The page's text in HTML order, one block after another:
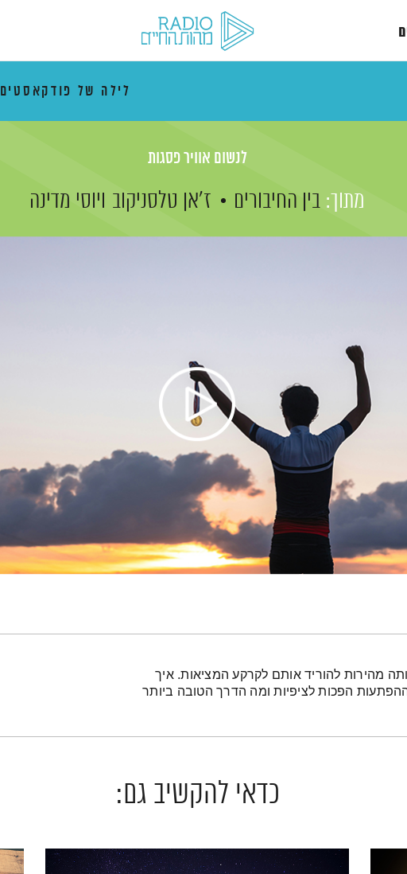
לילה של פודקאסטים
לנשום אוויר פסגות
מתוך: בין החיבורים ז'אן טלסניקוב ויוסי מדינה
מהירות להוריד אותם לקרקע המציאות. איך
הפכות לציפיות ומה הדרך הטובה ביותר
כדאי להקשיב גם: